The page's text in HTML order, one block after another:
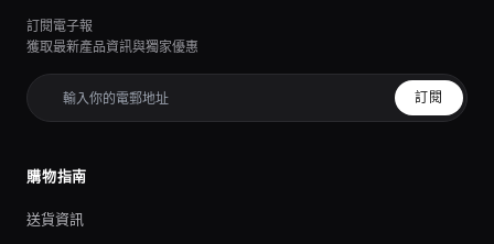
訂閱電子報
獲取最新產品資訊與獨家優惠
訂閱
購物指南
送貨資訊